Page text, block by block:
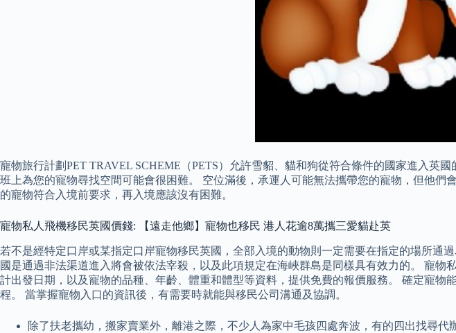
寵物旅行計劃PET TRAVEL SCHEME（PETS）允許雪貂、貓和狗從符合條件的國家進入英
班上為您的寵物尋找空間可能會很困難。 空位滿後，承運人可能無法攜帶您的寵物，但他
的寵物符合入境前要求，再入境應該沒有困難。
寵物私人飛機移民英國價錢: 【遠走他鄉】寵物也移民 港人花逾8萬攜三愛貓赴英
若不是經特定口岸或某指定口岸寵物移民英國，全部入境的動物則一定需要在指定的場所
國是通過非法渠道進入將會被依法宰殺，以及此項規定在海峽群島是同樣具有效力的。 寵
計出發日期，以及寵物的品種、年齡、體重和體型等資料，提供免費的報價服務。 確定寵
程。 當掌握寵物入口的資訊後，有需要時就能與移民公司溝通及協調。
除了扶老攜幼，搬家賣業外，離港之際，不少人為家中毛孩四處奔波，有的四出找尋